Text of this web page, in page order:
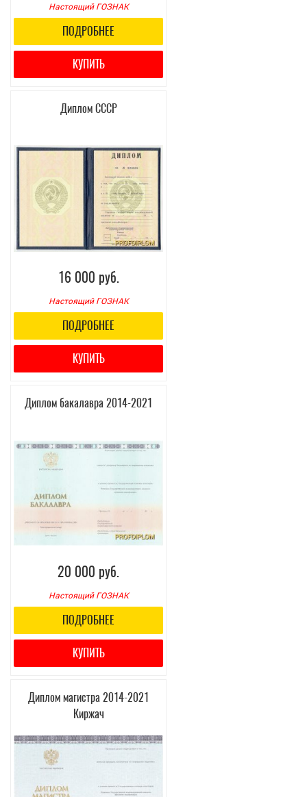
Настоящий ГОЗНАК
ПОДРОБНЕЕ
КУПИТЬ
Диплом СССР
16 000 руб.
Настоящий ГОЗНАК
ПОДРОБНЕЕ
КУПИТЬ
Диплом бакалавра 2014-2021
20 000 руб.
Настоящий ГОЗНАК
ПОДРОБНЕЕ
КУПИТЬ
Диплом магистра 2014-2021
Киржач